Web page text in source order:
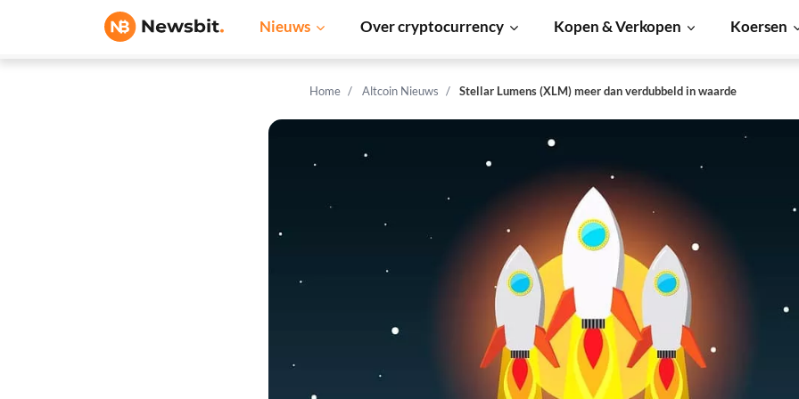
Nieuws Over cryptocurrency Kopen & Verkopen Koersen
Home Altcoin Nieuws Stellar Lumens (XLM) meer dan verdubbeld in waarde